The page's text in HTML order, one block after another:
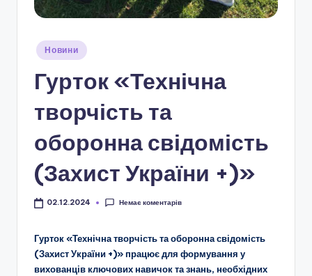
н
-
п
а
т
р
і
о
и
ч
Опубліковано
у
Новини
Гурток «Технічна
творчість та
оборонна свідомість
(Захист України +)»
02.12.2024 Немає коментарів
Гурток «Технічна творчість та оборонна свідомість
(Захист України +)» працює для формування у
вихованців ключових навичок та знань, необхідних